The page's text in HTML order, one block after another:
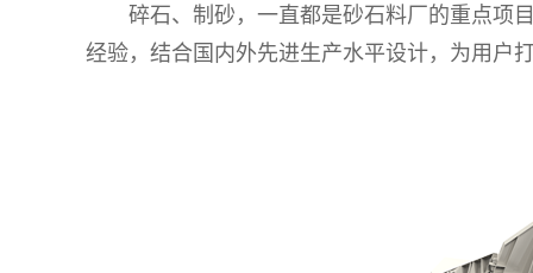
碎石、制砂，一直都是砂石料厂的重点项目
经验，结合国内外先进生产水平设计，为用户